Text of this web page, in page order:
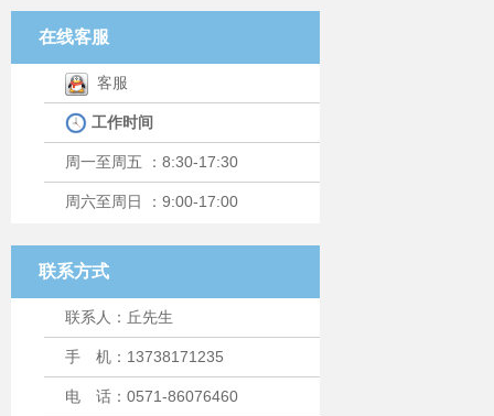
在线客服
客服
工作时间
周一至周五 ：8:30-17:30
周六至周日 ：9:00-17:00
联系方式
联系人：丘先生
手 机：13738171235
电 话：0571-86076460